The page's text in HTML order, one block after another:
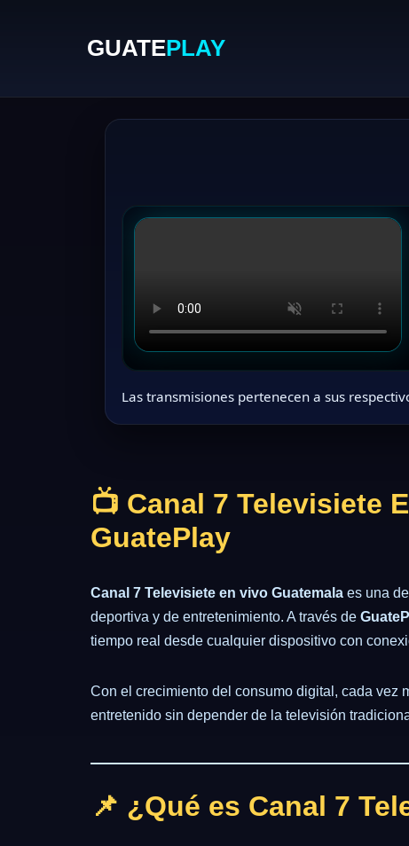
GUATEPLAY
Las transmisiones pertenecen a sus
📺 Canal 7 Televisiete
GuatePlay
Canal 7 Televisiete en vivo Guatemala es una
deportiva y de entretenimiento. A través de
tiempo real desde cualquier dispositivo con
Con el crecimiento del consumo digital, cada vez
entretenido sin depender de la televisión
📌 ¿Qué es Canal 7